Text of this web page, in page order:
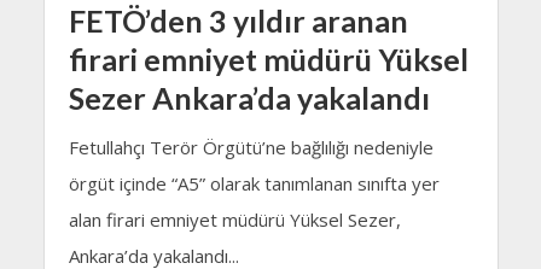
FETÖ’den 3 yıldır aranan
firari emniyet müdürü Yüksel
Sezer Ankara’da yakalandı
Fetullahçı Terör Örgütü’ne bağlılığı nedeniyle
örgüt içinde “A5” olarak tanımlanan sınıfta yer
alan firari emniyet müdürü Yüksel Sezer,
Ankara’da yakalandı...